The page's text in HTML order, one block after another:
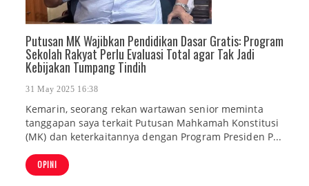
Putusan MK Wajibkan Pendidikan Dasar Gratis: Program
Sekolah Rakyat Perlu Evaluasi Total agar Tak Jadi
Kebijakan Tumpang Tindih
31 May 2025 16:38
Kemarin, seorang rekan wartawan senior meminta
tanggapan saya terkait Putusan Mahkamah Konstitusi
(MK) dan keterkaitannya dengan Program Presiden P...
OPINI